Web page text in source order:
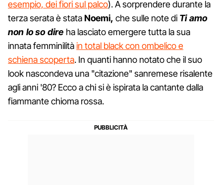
esempio, dei fiori sul palco). A sorprendere durante la
terza serata è stataNoemi, che sulle note di Ti amo
non lo so dire ha lasciato emergere tutta la sua
innata femminilitàin total black con ombelico e
schiena scoperta. In quanti hanno notato che il suo
look nascondeva una "citazione" sanremese risalente
agli anni '80? Ecco a chi si è ispirata la cantante dalla
fiammante chioma rossa.